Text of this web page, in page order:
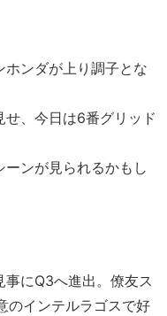
ンダが上り調子とな
、今日は6番グリッド
ンが見られるかもし
にQ3へ進出。僚友ス
のインテルラゴスで好